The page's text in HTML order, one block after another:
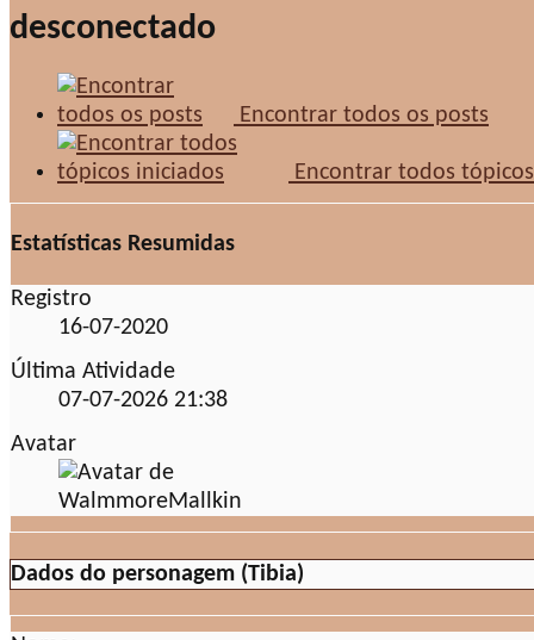
Encontrar todos os posts
Encontrar todos
Estatísticas Resumidas
Registro
16-07-2020
Última Atividade
07-07-2026 21:38
Avatar
Dados do personagem (Tibia)